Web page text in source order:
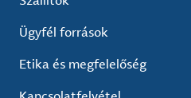
Ügyfél források
Etika és megfelelőség